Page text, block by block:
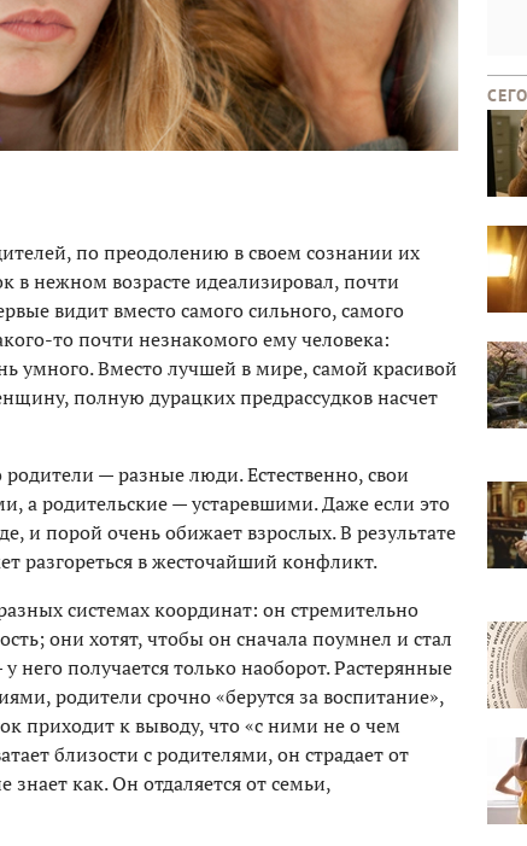
по преодолению в своем сознании их
в нежном возрасте идеализировал, почти
видит вместо самого сильного, самого
то почти незнакомого ему человека:
умного. Вместо лучшей в мире, самой красивой
полную дурацких предрассудков насчет
— разные люди. Естественно, свои
а родительские — устаревшими. Даже если это
и порой очень обижает взрослых. В результате
разгореться в жесточайший конфликт.
системах координат: он стремительно
они хотят, чтобы он сначала поумнел и стал
него получается только наоборот. Растерянные
родители срочно «берутся за воспитание»,
приходит к выводу, что «с ними не о чем
близости с родителями, он страдает от
знает как. Он отдаляется от семьи,